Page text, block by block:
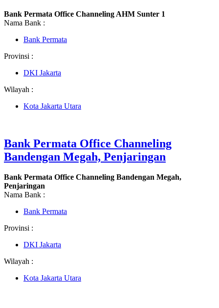
Bank Permata Office Channeling AHM Sunter 1
Nama Bank :
Bank Permata
Provinsi :
DKI Jakarta
Wilayah :
Kota Jakarta Utara
Bank Permata Office Channeling
Bandengan Megah, Penjaringan
Bank Permata Office Channeling Bandengan Megah,
Penjaringan
Nama Bank :
Bank Permata
Provinsi :
DKI Jakarta
Wilayah :
Kota Jakarta Utara